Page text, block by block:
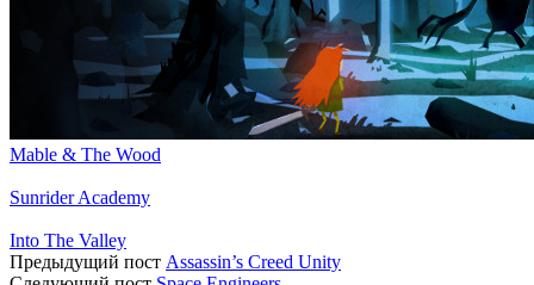
Mable & The Wood
Sunrider Academy
Into The Valley
Предыдущий пост Assassin’s Creed Unity